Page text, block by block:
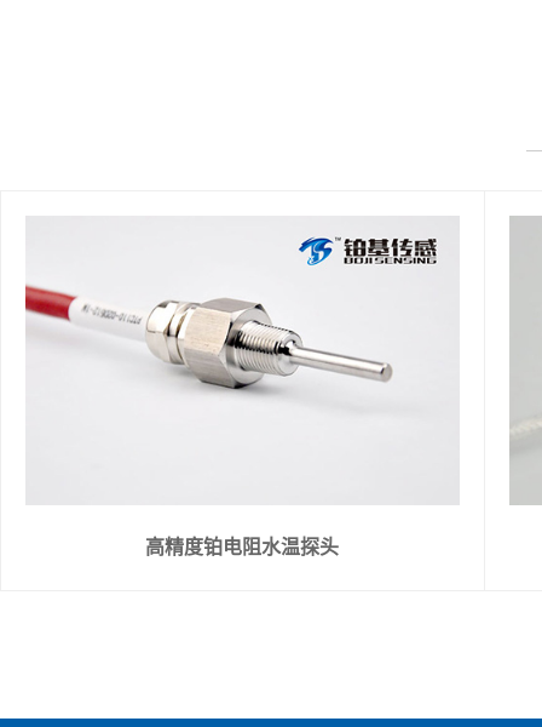
高精度铂电阻水温探头